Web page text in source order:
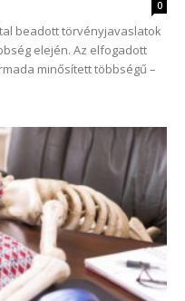
0
beadott törvényjavaslatok
elején. Az elfogadott
minősített többségű –